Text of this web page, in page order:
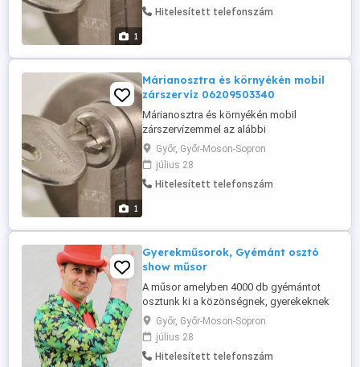
1
ügyfélszolgálat, hétvégén is!!! 30-60
cseréljük igénye szerint. Makád ...
Hitelesített telefonszám
1
Márianosztra és környékén mobil
zárszervíz 06209503340
Márianosztra és környékén mobil
zárszervízemmel az alábbi
szolgáltatásokkal állok az Önök
rendelkezésére: Márianosztra zárcsere,
Márianosztra zárszerelés, lakatos, 062095
telefonos ügyfélszolgálat, hétvégén is!!!
cseréljük ...
Győr, Győr-Moson-Sopron
július 28
Hitelesített telefonszám
Gyerekműsorok, Gyémánt osztó
show műsor
A műsor amelyben 4000 db gyémántot
osztunk ki a közönségnek, gyerekeknek
és felnőtteknek. A menüponton belül a
második műsor
Győr, Győr-Moson-Sopron
július 28
Hitelesített telefonszám